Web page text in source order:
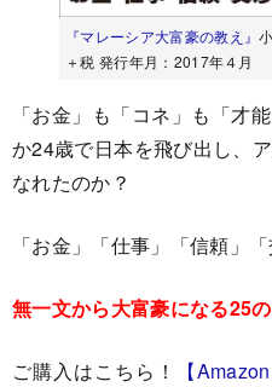
『マレーシア大富豪の教え』
＋税 発行年月：2017年４月
「お金」も「コネ」も「才
か24歳で日本を飛び出し、
なれたのか？
「お金」「仕事」「信頼」
無一文から大富豪になる25
ご購入はこちら！ 【